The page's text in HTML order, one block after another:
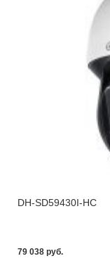
DH-SD59430I-HC
79 038 pуб.